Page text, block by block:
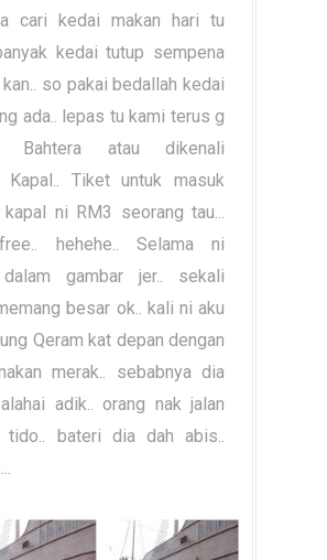
cari kedai makan hari tu
kedai tutup sempena
kan.. so pakai bedallah kedai
ada.. lepas tu kami terus g
Bahtera atau dikenali
Kapal.. Tiket untuk masuk
kapal ni RM3 seorang tau...
hehehe.. Selama ni
gambar jer.. sekali
besar ok.. kali ni aku
Qeram kat depan dengan
merak.. sebabnya dia
adik.. orang nak jalan
tido.. bateri dia dah abis..